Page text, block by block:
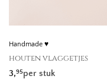
Handmade ♥
houten vlaggetjes
3,95per stuk